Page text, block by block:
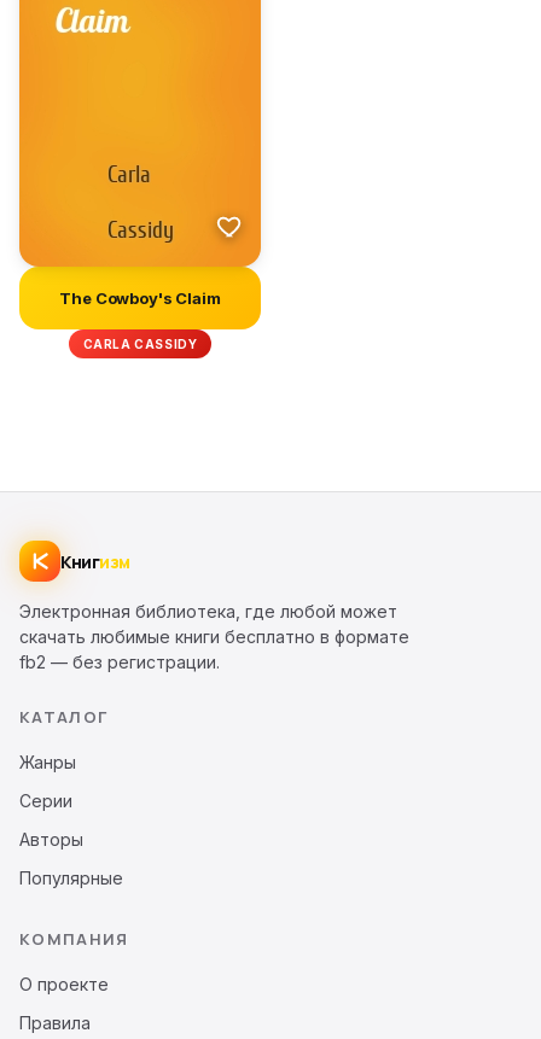
The Cowboy's Claim
CARLA CASSIDY
Книгизм
Электронная библиотека, где любой может
скачать любимые книги бесплатно в формате
fb2 — без регистрации.
КАТАЛОГ
Жанры
Серии
Авторы
Популярные
КОМПАНИЯ
О проекте
Правила